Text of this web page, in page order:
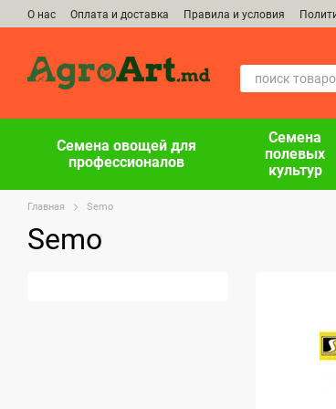
Перейти к основному контенту
О нас Оплата и доставка Правила и условия
Семена овощей для
профессионалов
Семена
полевых
культур
Главная Semo
Semo